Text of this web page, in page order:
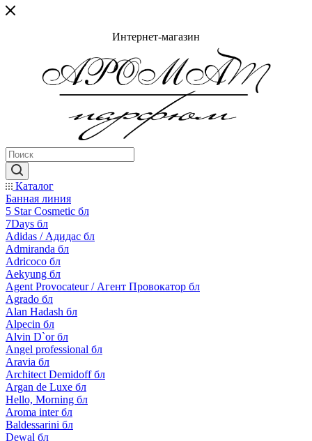
Интернет-магазин
Каталог
Банная линия
5 Star Cosmetic бл
7Days бл
Adidas / Адидас бл
Admiranda бл
Adricoco бл
Aekyung бл
Agent Provocateur / Агент Провокатор бл
Agrado бл
Alan Hadash бл
Alpecin бл
Alvin D`or бл
Angel professional бл
Aravia бл
Architect Demidoff бл
Argan de Luxe бл
Hello, Morning бл
Aroma inter бл
Baldessarini бл
Dewal бл